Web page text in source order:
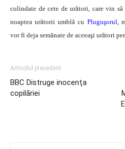
colindate de cete de urători, care vin să
noaptea urătorii umblă cu Pluguşorul ,
vor fi deja semănate de aceeaşi urători
Articolul precedent
BBC Distruge inocenţa
copilăriei